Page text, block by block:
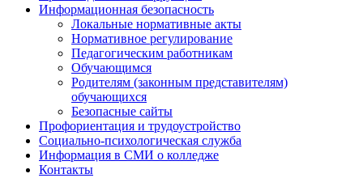
Информационная безопасность
Локальные нормативные акты
Нормативное регулирование
Педагогическим работникам
Обучающимся
Родителям (законным представителям)
обучающихся
Безопасные сайты
Профориентация и трудоустройство
Социально-психологическая служба
Информация в СМИ о колледже
Контакты